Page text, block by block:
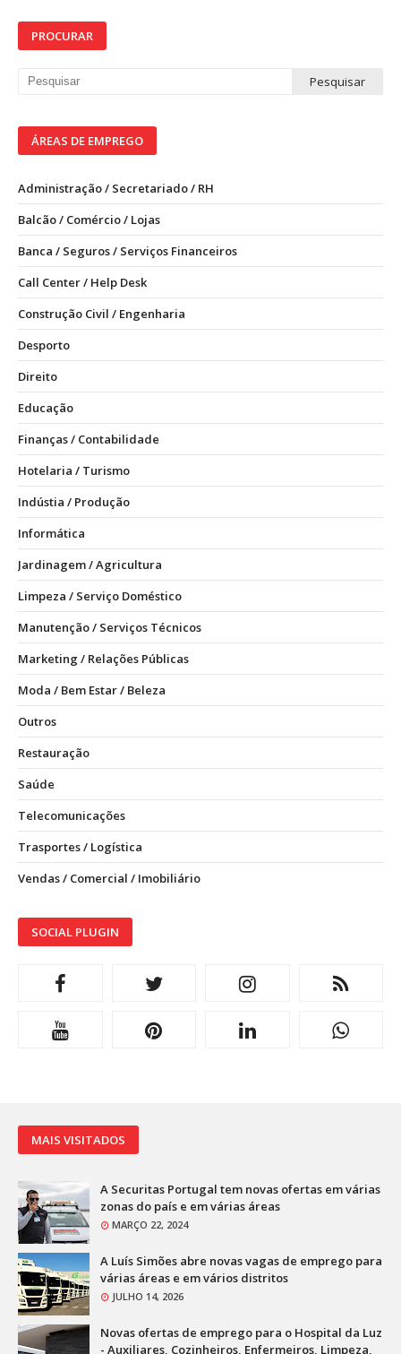
PROCURAR
ÁREAS DE EMPREGO
Administração / Secretariado / RH
Balcão / Comércio / Lojas
Banca / Seguros / Serviços Financeiros
Call Center / Help Desk
Construção Civil / Engenharia
Desporto
Direito
Educação
Finanças / Contabilidade
Hotelaria / Turismo
Indústia / Produção
Informática
Jardinagem / Agricultura
Limpeza / Serviço Doméstico
Manutenção / Serviços Técnicos
Marketing / Relações Públicas
Moda / Bem Estar / Beleza
Outros
Restauração
Saúde
Telecomunicações
Trasportes / Logística
Vendas / Comercial / Imobiliário
SOCIAL PLUGIN
MAIS VISITADOS
A Securitas Portugal tem novas ofertas em várias
zonas do país e em várias áreas
MARÇO 22, 2024
A Luís Simões abre novas vagas de emprego para
várias áreas e em vários distritos
JULHO 14, 2026
Novas ofertas de emprego para o Hospital da Luz
- Auxiliares, Cozinheiros, Enfermeiros, Limpeza,